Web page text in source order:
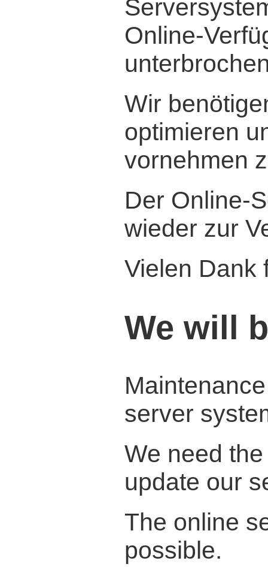
Online-
Wir
optimieren
vornehmen
Der Online-
wieder zur
Vielen Dank
We will
server
We need
update our
The online
possible.